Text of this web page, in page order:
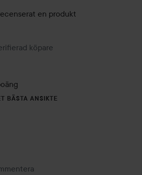
en produkt
1 år
köpare
BÄSTA ANSIKTE